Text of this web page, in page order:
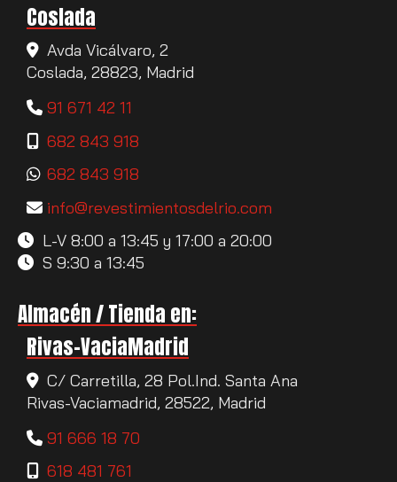
Coslada
Avda Vicálvaro, 2
Coslada, 28823, Madrid
91 671 42 11
682 843 918
682 843 918
info
revestimientosdelrio.com
L-V 8:00 a 13:45 y 17:00 a 20:00
S 9:30 a 13:45
Almacén / Tienda en:
Rivas-VaciaMadrid
C/ Carretilla, 28 Pol.Ind. Santa Ana
Rivas-Vaciamadrid, 28522, Madrid
91 666 18 70
618 481 761